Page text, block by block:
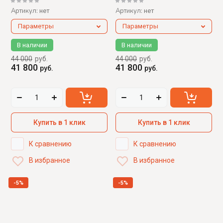
Артикул: нет
Параметры
В наличии
44 000 руб.
41 800 руб.
Купить в 1 клик
К сравнению
В избранное
Артикул: нет
Параметры
В наличии
44 000 руб.
41 800 руб.
Купить в 1 клик
К сравнению
В избранное
-5% -5%